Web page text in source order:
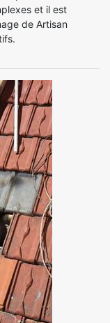
et il est
de Artisan